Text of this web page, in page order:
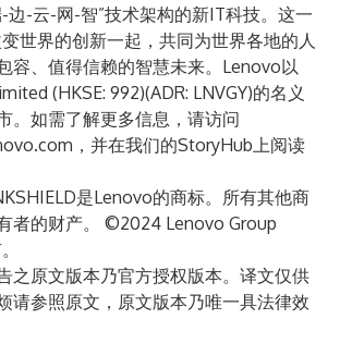
边-云-网-智”技术架构的新IT科技。这一
世界的创新一起，共同为世界各地的人
容、值得信赖的智慧未来。Lenovo以
(HKSE: 992)(ADR: LNVGY)的名义
。如需了解更多信息，请访问
，并在我们的StoryHub上阅读
是Lenovo的商标。所有其他商
者的财产。 ©2024 Lenovo Group
之原文版本乃官方授权版本。译文仅供
请参照原文，原文版本乃唯一具法律效